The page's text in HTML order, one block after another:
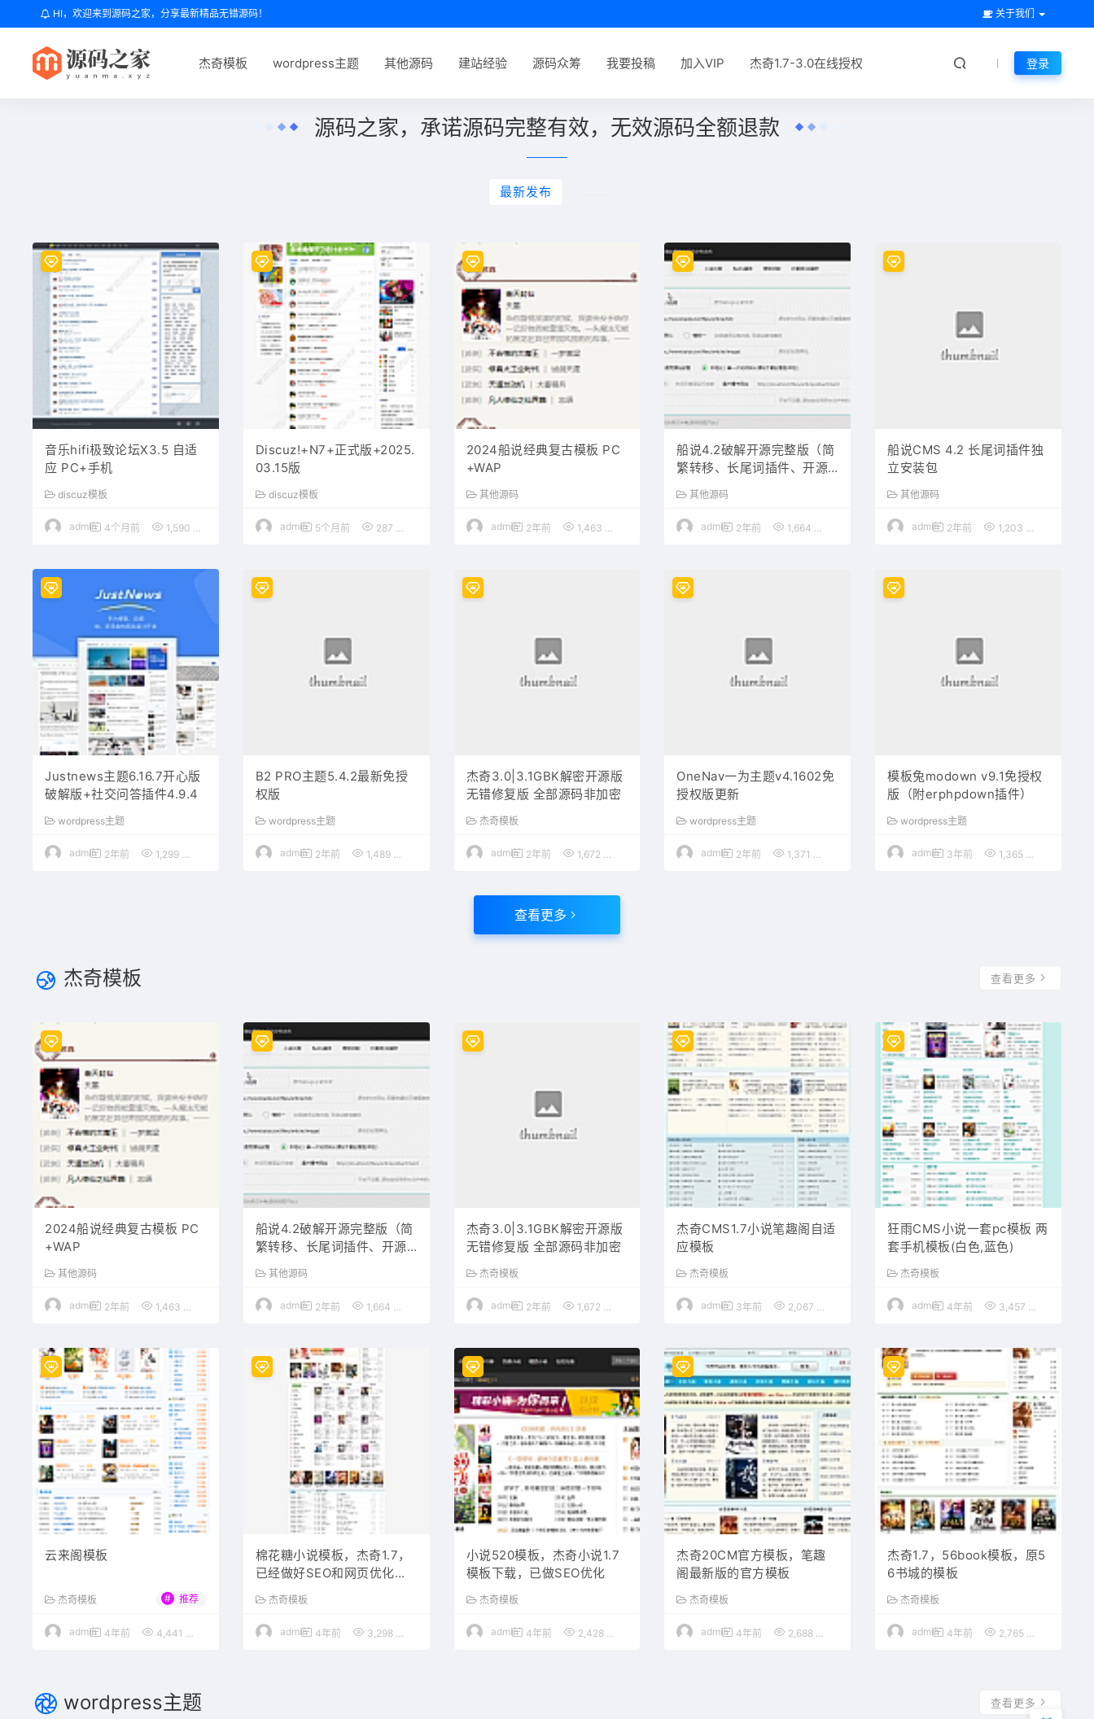
HI，欢迎来到源码之家，分享最新精品无错源码！ 关于我们
杰奇模板 wordpress主题 其他源码 建站经验 源码众筹 我要投稿 加入VIP 杰奇1.7-3.0在线授权 登录
源码之家，承诺源码完整有效，无效源码全额退款
最新发布
音乐hifi极致论坛X3.5 自适
应 PC+手机
discuz模板
admin 4个月前 1,590
Discuz!+N7+正式版+2025.
03.15版
discuz模板
admin 5个月前 287
2024船说经典复古模板 PC
+WAP
其他源码
admin 2年前 1,463
船说4.2破解开源完整版（简
繁转移、长尾词插件、开源
其他源码
admin 2年前 1,664
船说CMS 4.2 长尾词插件独
立安装包
其他源码
admin 2年前 1,203
Justnews主题6.16.7开心版
破解版+社交问答插件4.9.4
wordpress主题
admin 2年前 1,299
B2 PRO主题5.4.2最新免授
权版
wordpress主题
admin 2年前 1,489
杰奇3.0|3.1GBK解密开源版
无错修复版 全部源码非加密
杰奇模板
admin 2年前 1,672
OneNav一为主题v4.1602免
授权版更新
wordpress主题
admin 2年前 1,371
模板兔modown v9.1免授权
版（附erphpdown插件）
wordpress主题
admin 3年前 1,365
查看更多
杰奇模板 查看更多
2024船说经典复古模板 PC
+WAP
其他源码
admin 2年前 1,463
船说4.2破解开源完整版（简
繁转移、长尾词插件、开源
无加密
其他源码
admin 2年前 1,664
杰奇3.0|3.1GBK解密开源版
无错修复版 全部源码非加密
杰奇模板
admin 2年前 1,672
杰奇CMS1.7小说笔趣阁自适
应模板
杰奇模板
admin 3年前 2,067
狂雨CMS小说一套pc模板 两
套手机模板(白色,蓝色)
杰奇模板
admin 4年前 3,457
云来阁模板
杰奇模板 # 推荐
admin 4年前 4,441
棉花糖小说模板，杰奇1.7，
已经做好SEO和网页优化。
支持伪静态
杰奇模板
admin 4年前 3,298
小说520模板，杰奇小说1.7
模板下载，已做SEO优化
杰奇模板
admin 4年前 2,428
杰奇20CM官方模板，笔趣
阁最新版的官方模板
杰奇模板
admin 4年前 2,688
杰奇1.7，56book模板，原5
6书城的模板
杰奇模板
admin 4年前 2,765
wordpress主题 查看更多